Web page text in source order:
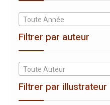
Toute Année
Filtrer par auteur
Toute Auteur
Filtrer par illustrateur